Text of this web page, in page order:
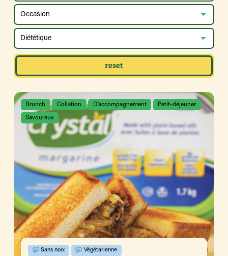
reset
Brunch Collation D’accompagnement Petit-déjeuner
Savoureux
Sans noix Végétarienne